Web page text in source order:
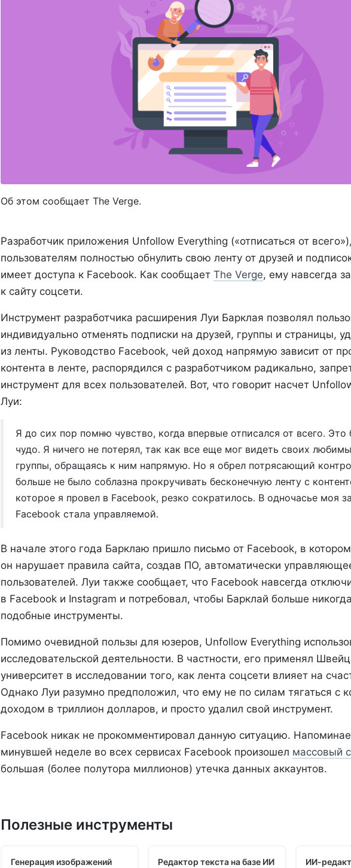
Об этом сообщает The Verge.
Разработчик приложения Unfollow Everything («отписаться от
пользователям полностью обнулить свою ленту от друзей и
имеет доступа к Facebook. Как сообщает The Verge, ему навсегда
к сайту соцсети.
Инструмент разработчика расширения Луи Барклая позволял
индивидуально отменять подписки на друзей, группы и страницы,
из ленты. Руководство Facebook, чей доход напрямую зависит от
контента в ленте, распорядился с разработчиком радикально,
инструмент для всех пользователей. Вот, что говорит насчет
Луи:
Я до сих пор помню чувство, когда впервые отписался от всего. Это
чудо. Я ничего не потерял, так как все еще мог видеть своих
группы, обращаясь к ним напрямую. Но я обрел потрясающий
больше не было соблазна прокручивать бесконечную ленту с
которое я провел в Facebook, резко сократилось. В одночасье моя
Facebook стала управляемой.
В начале этого года Барклаю пришло письмо от Facebook, в
он нарушает правила сайта, создав ПО, автоматически
пользователей. Луи также сообщает, что Facebook навсегда
в Facebook и Instagram и потребовал, чтобы Барклай больше
подобные инструменты.
Помимо очевидной пользы для юзеров, Unfollow Everything
исследовательской деятельности. В частности, его применял
университет в исследовании того, как лента соцсети влияет на
Однако Луи разумно предположил, что ему не по силам тягаться с
доходом в триллион долларов, и просто удалил свой инструмент.
Facebook никак не прокомментировал данную ситуацию.
минувшей неделе во всех сервисах Facebook произошел массовый
большая (более полутора миллионов) утечка данных аккаунтов.
Полезные инструменты
Генерация изображений
Редактор текста на базе ИИ ИИ-